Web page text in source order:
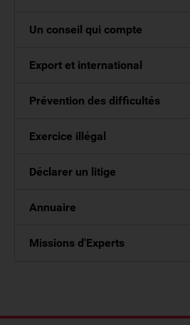
Un conseil qui compte
Export et international
Prévention des difficultés
Exercice illégal
Déclarer un litige
Annuaire
Missions d'Experts